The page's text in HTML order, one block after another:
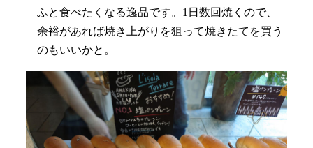
ふと食べたくなる逸品です。1日数回焼くので、
余裕があれば焼き上がりを狙って焼きたてを買う
のもいいかと。